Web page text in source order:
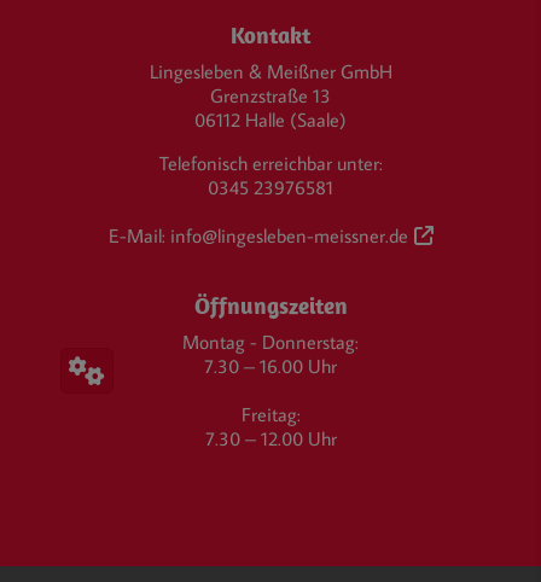
Footer - Kontaktdaten und Öffnungszeiten
Kontakt
Lingesleben & Meißner GmbH
Grenzstraße 13
06112 Halle (Saale)
Telefonisch erreichbar unter:
0345 23976581
E-Mail: info@lingesleben-meissner.de
Öffnungszeiten
Montag - Donnerstag:
7.30 – 16.00 Uhr
Freitag:
7.30 – 12.00 Uhr